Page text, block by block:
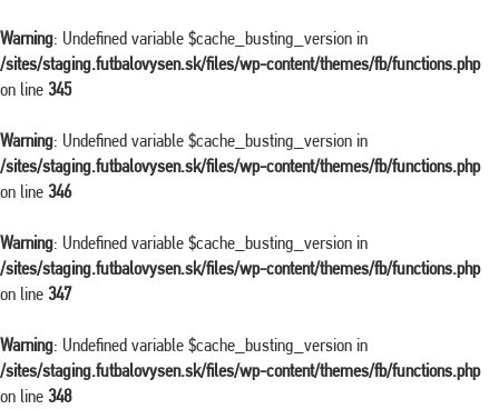
Warning: Undefined variable $cache_busting_version in
/sites/staging.futbalovysen.sk/files/wp-content/themes/fb/functions.php
on line 345
Warning: Undefined variable $cache_busting_version in
/sites/staging.futbalovysen.sk/files/wp-content/themes/fb/functions.php
on line 346
Warning: Undefined variable $cache_busting_version in
/sites/staging.futbalovysen.sk/files/wp-content/themes/fb/functions.php
on line 347
Warning: Undefined variable $cache_busting_version in
/sites/staging.futbalovysen.sk/files/wp-content/themes/fb/functions.php
on line 348